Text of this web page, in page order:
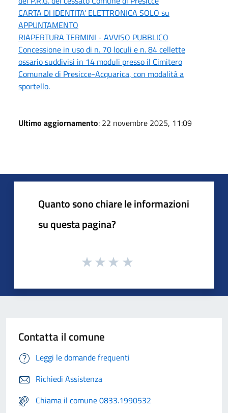
CARTA DI IDENTITA' ELETTRONICA SOLO su
APPUNTAMENTO
RIAPERTURA TERMINI - AVVISO PUBBLICO
Concessione in uso di n. 70 loculi e n. 84 cellette
ossario suddivisi in 14 moduli presso il Cimitero
Comunale di Presicce-Acquarica, con modalità a
sportello.
Ultimo aggiornamento: 22 novembre 2025, 11:09
Quanto sono chiare le informazioni
su questa pagina?
Contatta il comune
Leggi le domande frequenti
Richiedi Assistenza
Chiama il comune 0833.1990532